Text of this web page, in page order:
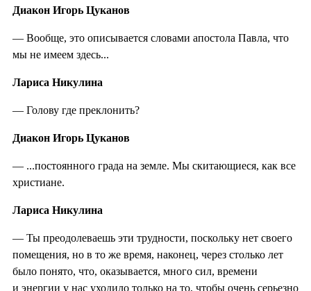
Диакон Игорь Цуканов
— Вообще, это описывается словами апостола Павла, что
мы не имеем здесь...
Лариса Никулина
— Голову где преклонить?
Диакон Игорь Цуканов
— ...постоянного града на земле. Мы скитающиеся, как все
христиане.
Лариса Никулина
— Ты преодолеваешь эти трудности, поскольку нет своего
помещения, но в то же время, наконец, через столько лет
было понято, что, оказывается, много сил, времени
и энергии у нас уходило только на то, чтобы очень серьезно